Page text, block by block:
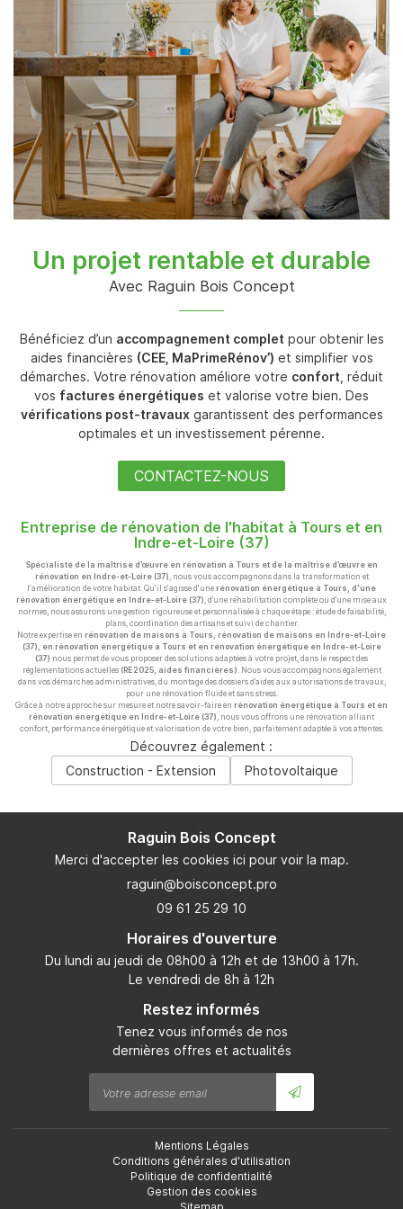
Un projet rentable et durable
Avec Raguin Bois Concept
Bénéficiez d’un accompagnement complet pour obtenir les
aides financières (CEE, MaPrimeRénov’) et simplifier vos
démarches. Votre rénovation améliore votre confort, réduit
vos factures énergétiques et valorise votre bien. Des
vérifications post-travauxgarantissent des performances
optimales et un investissement pérenne.
CONTACTEZ-NOUS
Entreprise de rénovation de l'habitat à Tours et en
Indre-et-Loire (37)
Spécialiste de la maîtrise d’œuvre en rénovation à Tours et de la maîtrise d’œuvre en
rénovation en Indre-et-Loire (37) , nous vous accompagnons dans la transformation et
l'amélioration de votre habitat. Qu'il s'agisse d'une rénovation énergétique à Tours, d'une
rénovation énergétique en Indre-et-Loire (37) , d’une réhabilitation complète ou d’une mise aux
normes, nous assurons une gestion rigoureuse et personnalisée à chaque étape : étude de faisabilité,
plans, coordination des artisans et suivi de chantier.
Notre expertise en rénovation de maisons à Tours, rénovation de maisons en Indre-et-Loire
(37), en rénovation énergétique à Tours et en rénovation énergétique en Indre-et-Loire
(37) nous permet de vous proposer des solutions adaptées à votre projet, dans le respect des
réglementations actuelles (RE2025, aides financières) . Nous vous accompagnons également
dans vos démarches administratives, du montage des dossiers d’aides aux autorisations de travaux,
pour une rénovation fluide et sans stress.
Grâce à notre approche sur mesure et notre savoir-faire en rénovation énergétique à Tours et en
rénovation énergétique en Indre-et-Loire (37) , nous vous offrons une rénovation alliant
confort, performance énergétique et valorisation de votre bien, parfaitement adaptée à vos attentes.
Découvrez également :
Construction - Extension
Photovoltaique
Raguin Bois Concept
Merci d'accepter les cookies ici pour voir la map.
09 61 25 29 10
Horaires d'ouverture
Du lundi au jeudi de 08h00 à 12h et de 13h00 à 17h.
Le vendredi de 8h à 12h
Restez informés
Tenez vous informés de nos
dernières offres et actualités
Mentions Légales
Conditions générales d'utilisation
Politique de confidentialité
Gestion des cookies